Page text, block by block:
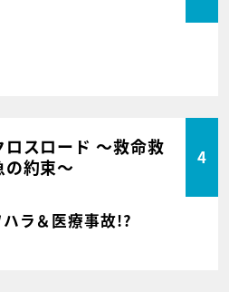
ロスロード ～救命救
の約束～
4
ラ＆医療事故!?